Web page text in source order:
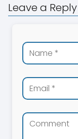
Leave a Reply